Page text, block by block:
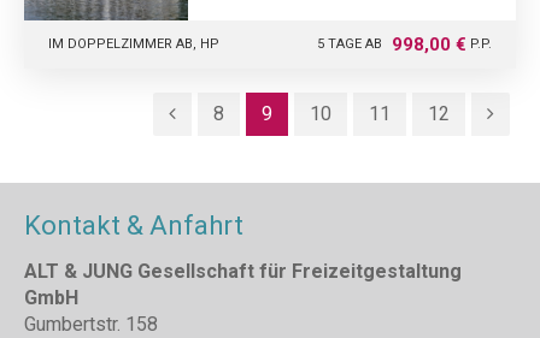
5 TAGE AB 998,00 € P.P.
IM DOPPELZIMMER AB, HP
8 9 10 11 12
Kontakt & Anfahrt
ALT & JUNG Gesellschaft für Freizeitgestaltung
GmbH
Gumbertstr. 158